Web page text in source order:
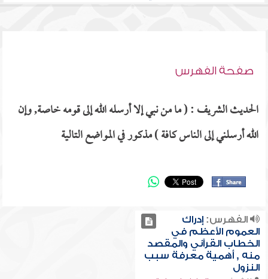
صفحة الفهرس
الحديث الشريف : ( ما من نبي إلا أرسله الله إلى قومه خاصة, وإن
الله أرسلني إلى الناس كافة ) مذكور في المواضع التالية
الفهرس:إدراك
العموم الأعظم في
الخطاب القرآني والمقصد
منه , أهمية معرفة سبب
النزول